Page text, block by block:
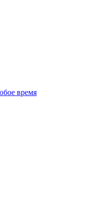
время